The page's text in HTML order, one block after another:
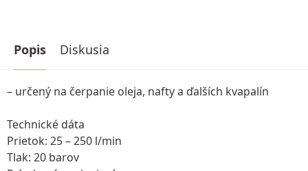
Popis Diskusia
– určený na čerpanie oleja, nafty a ďalších kvapalín
Technické dáta
Prietok: 25 – 250 l/min
Tlak: 20 barov